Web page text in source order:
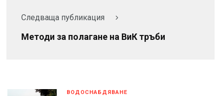
Следваща публикация
Методи за полагане на ВиК тръби
ВОДОСНАБДЯВАНЕ